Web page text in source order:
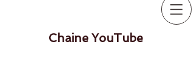
Chaine YouTube